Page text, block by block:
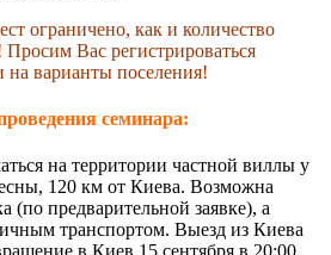
ограничено, как и количество
Вас регистрироваться
на варианты поселения!
семинара:
на территории частной виллы у
120 км от Киева. Возможна
(по предварительной заявке), а
транспортом. Выезд из Киева